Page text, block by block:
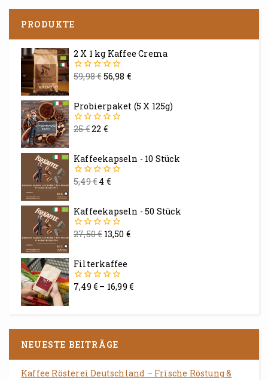
PRODUKTE
2 X 1 kg Kaffee Crema
0
59,98€56,98 €
Probierpaket (5 X 125g)
0
25€22 €
Kaffeekapseln - 10 Stück
0
5,49€4 €
Kaffeekapseln - 50 Stück
0
27,50€ 13,50 €
Filterkaffee
0
7,49 € – 16,99€
NEUESTE BEITRÄGE
Kaffee Rösterei Deutschland – Frische Röstung &